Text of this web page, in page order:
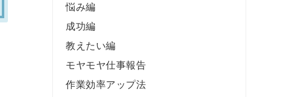
悩み編
成功編
教えたい編
モヤモヤ仕事報告
作業効率アップ法